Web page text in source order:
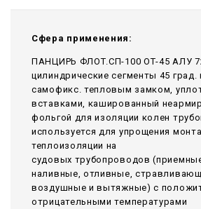
Сфера применения:
ПАНЦИРЬ ФЛОТ.СП-100 ОТ-45 АЛУ
цилиндрические сегменты 45 град.
самофикс. тепловым замком,
вставками, кашированный
фольгой для изоляции колен
используется для упрощения
теплоизоляции на
судовых трубопроводов
наливные, отливные,
воздушные и вытяжные) с
отрицательными температурами